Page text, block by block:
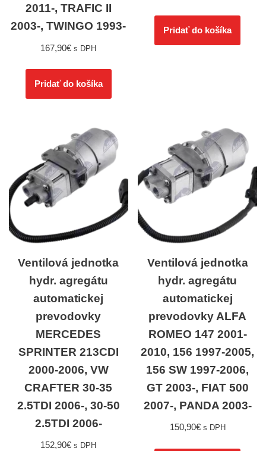
2011-, TRAFIC II
2003-, TWINGO 1993-
167,90€ s DPH
Pridať do košíka
Pridať do košíka
Ventilová jednotka
hydr. agregátu
automatickej
prevodovky
MERCEDES
SPRINTER 213CDI
2000-2006, VW
CRAFTER 30-35
2.5TDI 2006-, 30-50
2.5TDI 2006-
152,90€ s DPH
Ventilová jednotka
hydr. agregátu
automatickej
prevodovky ALFA
ROMEO 147 2001-
2010, 156 1997-2005,
156 SW 1997-2006,
GT 2003-, FIAT 500
2007-, PANDA 2003-
150,90€ s DPH